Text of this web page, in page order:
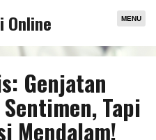
MENU
Online
Genjatan
Tapi
Mendalam!